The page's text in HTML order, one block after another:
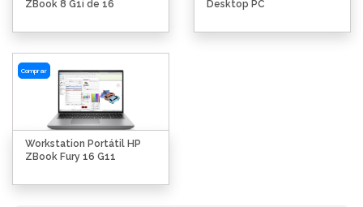
ZBook 8 G1i de 16
Desktop PC
Comprar
Workstation Portátil HP
ZBook Fury 16 G11